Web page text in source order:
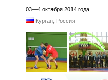
03—4 октября 2014 года
Курган, Россия